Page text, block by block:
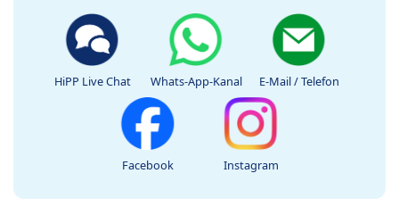
HiPP Live Chat Whats-App-Kanal E-Mail / Telefon
Facebook Instagram